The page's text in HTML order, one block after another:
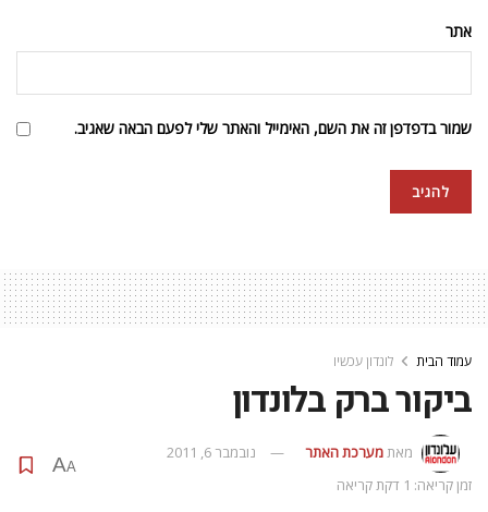
אתר
שמור בדפדפן זה את השם, האימייל והאתר שלי לפעם הבאה שאגיב.
עמוד הבית לונדון עכשיו
ביקור ברק בלונדון
מאתמערכת האתר
נובמבר 6, 2011
זמן קריאה: 1 דקת קריאה
A
A